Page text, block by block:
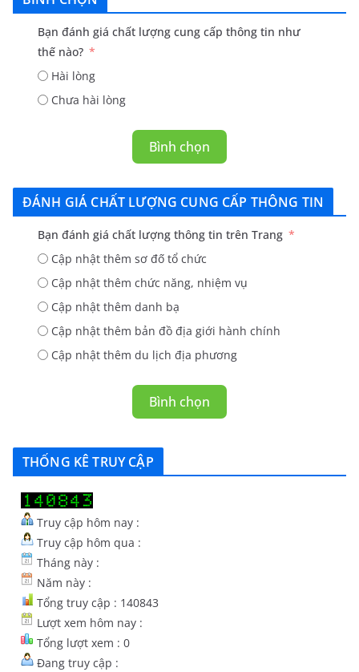
Bạn đánh giá chất lượng cung cấp thông tin như
thế nào?
Hài lòng
Chưa hài lòng
Bình chọn
ĐÁNH GIÁ CHẤT LƯỢNG CUNG CẤP THÔNG TIN
Bạn đánh giá chất lượng thông tin trên Trang
Cập nhật thêm sơ đố tổ chức
Cập nhật thêm chức năng, nhiệm vụ
Cập nhật thêm danh bạ
Cập nhật thêm bản đồ địa giới hành chính
Cập nhật thêm du lịch địa phương
Bình chọn
THỐNG KÊ TRUY CẬP
Truy cập hôm nay :
Truy cập hôm qua :
Tháng này :
Năm này :
Tổng truy cập : 140843
Lượt xem hôm nay :
Tổng lượt xem : 0
Đang truy cập :